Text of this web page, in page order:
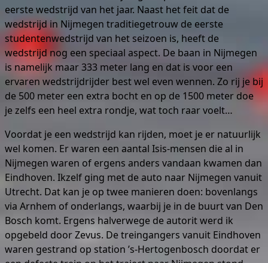
eerste wedstrijd van het jaar. Naast het feit dat de
wedstrijd in Nijmegen traditiegetrouw de eerste
studentenwedstrijd van het seizoen is, heeft de
wedstrijd nog een speciaal aspect. De baan in Nijmegen
is namelijk maar 333 meter lang en dat is voor een
ervaren wedstrijdrijder best wel even wennen. Zo rij je bij
de 500 meter een extra bocht en op de 1500 meter doe
je zelfs een heel extra rondje, wat toch raar voelt…
Voordat je een wedstrijd kan rijden, moet je er natuurlijk
wel komen. Er waren een aantal Isis-mensen die al in
Nijmegen waren of ergens anders vandaan kwamen dan
Eindhoven. Ikzelf ging met de auto naar Nijmegen vanuit
Utrecht. Dat kan je op twee manieren doen: bovenlangs
via Arnhem of onderlangs, waarbij je in de buurt van Den
Bosch komt. Ergens halverwege de autorit werd ik
opgebeld door Zevus. De treingangers vanuit Eindhoven
waren gestrand op station ’s-Hertogenbosch doordat er